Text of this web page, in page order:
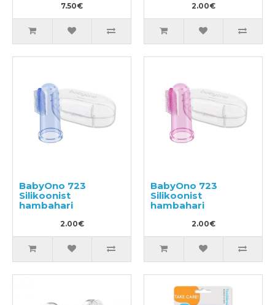
7.50€ 2.00€
BabyOno 723
Silikoonist
hambahari
2.00€
BabyOno 723
Silikoonist
hambahari
2.00€